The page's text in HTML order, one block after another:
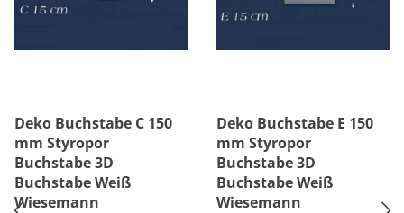
Deko Buchstabe C 150
mm Styropor
Buchstabe 3D
Buchstabe Weiß
Wiesemann
Deko Buchstabe E 150
mm Styropor
Buchstabe 3D
Buchstabe Weiß
Wiesemann